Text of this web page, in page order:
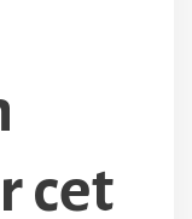
cet